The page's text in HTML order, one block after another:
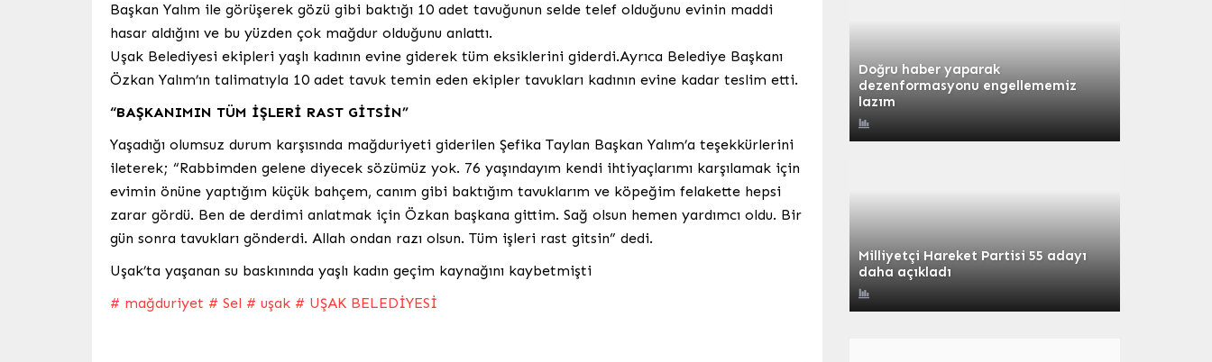
Başkan Yalım ile görüşerek gözü gibi baktığı 10 adet tavuğunun selde telef olduğunu evinin maddi
hasar aldığını ve bu yüzden çok mağdur olduğunu anlattı.
Uşak Belediyesi ekipleri yaşlı kadının evine giderek tüm eksiklerini giderdi.Ayrıca Belediye Başkanı
Özkan Yalım’ın talimatıyla 10 adet tavuk temin eden ekipler tavukları kadının evine kadar teslim etti.
“BAŞKANIMIN TÜM İŞLERİ RAST GİTSİN”
Yaşadığı olumsuz durum karşısında mağduriyeti giderilen Şefika Taylan Başkan Yalım’a teşekkürlerini
ileterek; “Rabbimden gelene diyecek sözümüz yok. 76 yaşındayım kendi ihtiyaçlarımı karşılamak için
evimin önüne yaptığım küçük bahçem, canım gibi baktığım tavuklarım ve köpeğim felakette hepsi
zarar gördü. Ben de derdimi anlatmak için Özkan başkana gittim. Sağ olsun hemen yardımcı oldu. Bir
gün sonra tavukları gönderdi. Allah ondan razı olsun. Tüm işleri rast gitsin” dedi.
Uşak’ta yaşanan su baskınında yaşlı kadın geçim kaynağını kaybetmişti
# mağduriyet # Sel # uşak # UŞAK BELEDİYESİ
Doğru haber yaparak
dezenformasyonu engellememiz
lazım
Milliyetçi Hareket Partisi 55 adayı
daha açıkladı